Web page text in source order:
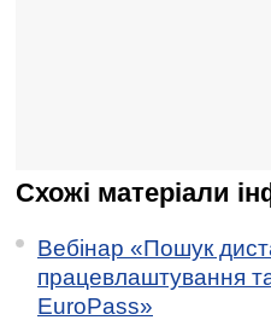
Схожі матеріали
Вебінар «Пошук
працевлаштування
EuroPass»